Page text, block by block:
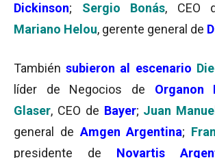
Dickinson; Sergio Bonás, CEO
Mariano Helou, gerente general de
También subieron al escenario
líder de Negocios de Organon
Glaser, CEO de Bayer; Juan
general de Amgen Argentina;
presidente de Novartis